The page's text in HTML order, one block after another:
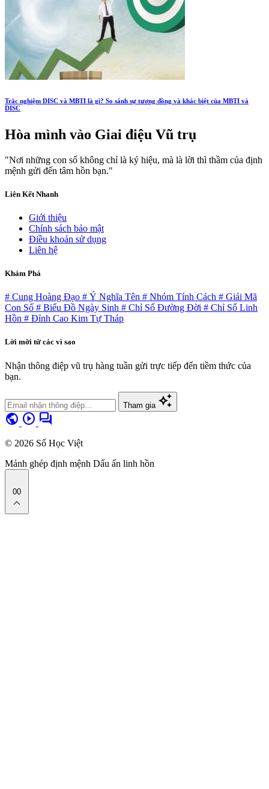
Trắc nghiệm DISC và MBTI là gì? So sánh sự tương đồng và khác biệt của MBTI và
DISC
Hòa mình vào Giai điệu Vũ trụ
"Nơi những con số không chỉ là ký hiệu, mà là lời thì thầm của định
mệnh gửi đến tâm hồn bạn."
Liên Kết Nhanh
Giới thiệu
Chính sách bảo mật
Điều khoản sử dụng
Liên hệ
Khám Phá
# Cung Hoàng Đạo # Ý Nghĩa Tên # Nhóm Tính Cách # Giải Mã
Con Số # Biểu Đồ Ngày Sinh # Chỉ Số Đường Đời # Chỉ Số Linh
Hồn # Đỉnh Cao Kim Tự Tháp
Lời mời từ các vì sao
Nhận thông điệp vũ trụ hàng tuần gửi trực tiếp đến tiềm thức của
bạn.
Tham gia auto_awesome
public play_circle forum
© 2026 Số Học Việt
Mảnh ghép định mệnh Dấu ấn linh hồn
00
expand_less